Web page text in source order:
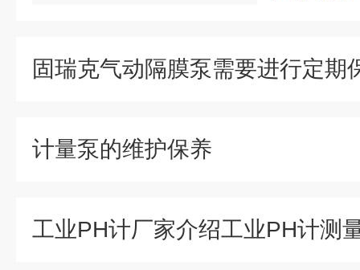
固瑞克气动隔膜泵需要进行定期
计量泵的维护保养